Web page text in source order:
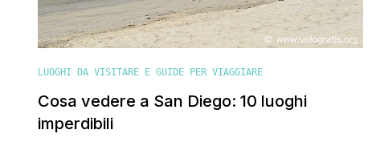
LUOGHI DA VISITARE E GUIDE PER VIAGGIARE
Cosa vedere a San Diego: 10 luoghi
imperdibili